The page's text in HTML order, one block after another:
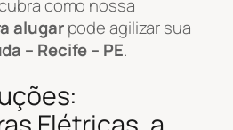
como nossa
alugarpode agilizar sua
– Recife – PE.